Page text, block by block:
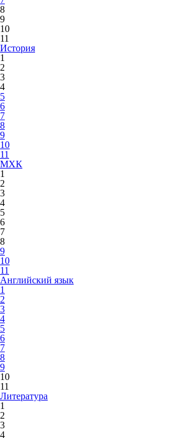
8
9
10
11
История
1
2
3
4
5
6
7
8
9
10
11
МХК
1
2
3
4
5
6
7
8
9
10
11
Английский язык
1
2
3
4
5
6
7
8
9
10
11
Литература
1
2
3
4